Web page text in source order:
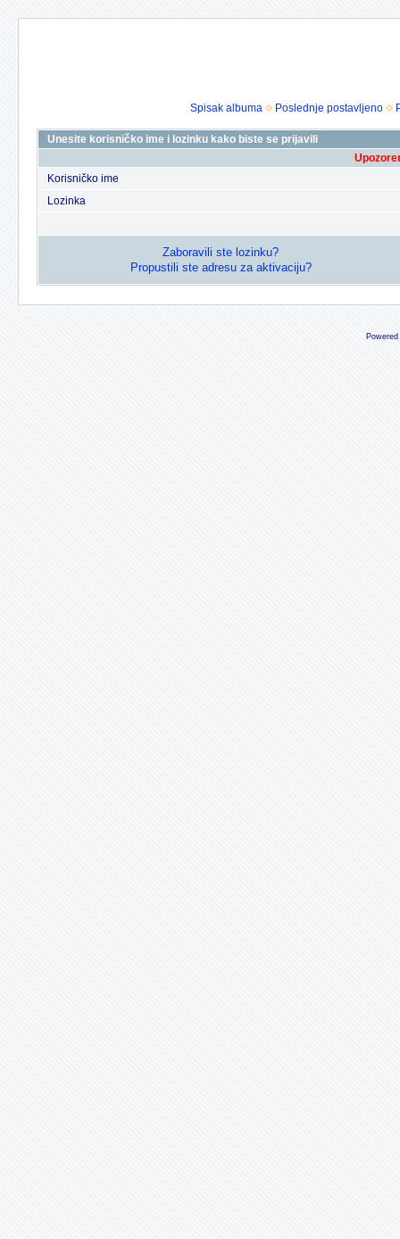
Spisak albuma Poslednje postavljeno
Unesite korisničko ime i lozinku kako biste se prijavili
Korisničko ime
Lozinka
Zaboravili ste lozinku?
Propustili ste adresu za aktivaciju?